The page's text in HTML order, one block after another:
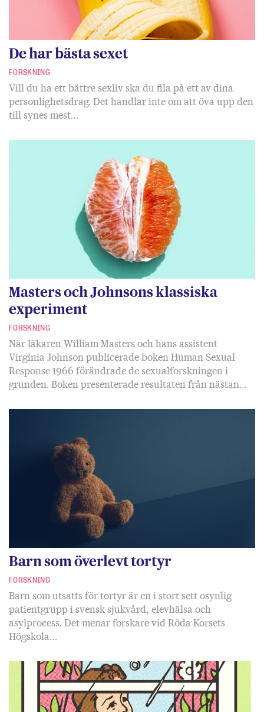
De har bästa sexet
FORSKNING
Vill du ha ett bättre sexliv ska du fila på ett av dina
personlighetsdrag. Det handlar inte om att öva upp den
till synes mest…
Masters och Johnsons klassiska
experiment
FORSKNING
När läkaren William Masters och hans assistent
Virginia Johnson publicerade boken Human Sexual
Response 1966 förändrade de sexualforskningen i
grunden. Boken presenterade resultaten från nästan…
Barn som överlevt tortyr
FORSKNING
Barn som utsatts för tortyr är en i stort sett osynlig
patientgrupp i svensk sjukvård, elevhälsa och
asylprocess. Det menar forskare vid Röda Korsets
Högskola…